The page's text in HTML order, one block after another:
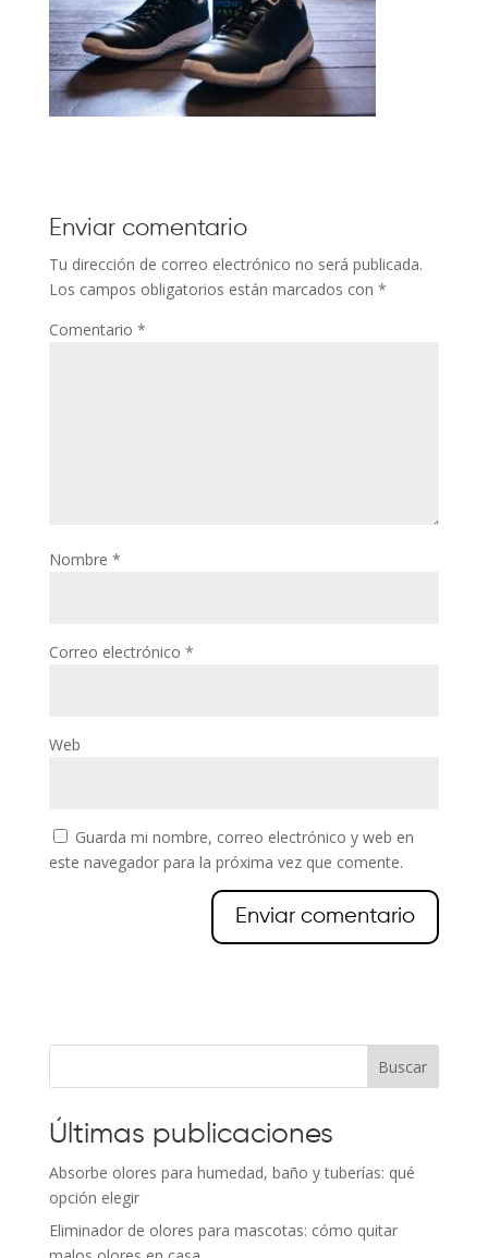
Enviar comentario
Tu dirección de correo electrónico no será publicada.
Los campos obligatorios están marcados con *
Comentario *
Nombre *
Correo electrónico *
Web
Guarda mi nombre, correo electrónico y web en
este navegador para la próxima vez que comente.
Buscar
Últimas publicaciones
Absorbe olores para humedad, baño y tuberías: qué
opción elegir
Eliminador de olores para mascotas: cómo quitar